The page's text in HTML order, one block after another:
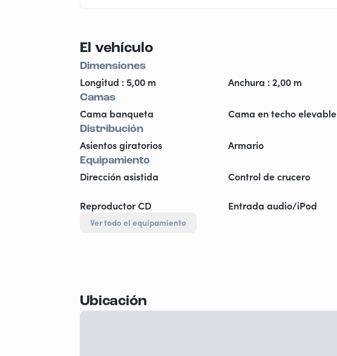
El vehículo
Dimensiones
Longitud : 5,00 m Anchura : 2,00 m
Camas
Cama banqueta Cama en techo elevable
Distribución
Asientos giratorios Armario
Equipamiento
Dirección asistida Control de crucero
Reproductor CD Entrada audio/iPod
Ver todo el equipamiento
Ubicación